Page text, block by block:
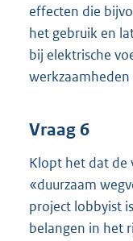
effecten die
het gebruik en
bij elektrische
Vraag 6
Klopt het dat de
«duurzaam
project lobbyist
belangen in het